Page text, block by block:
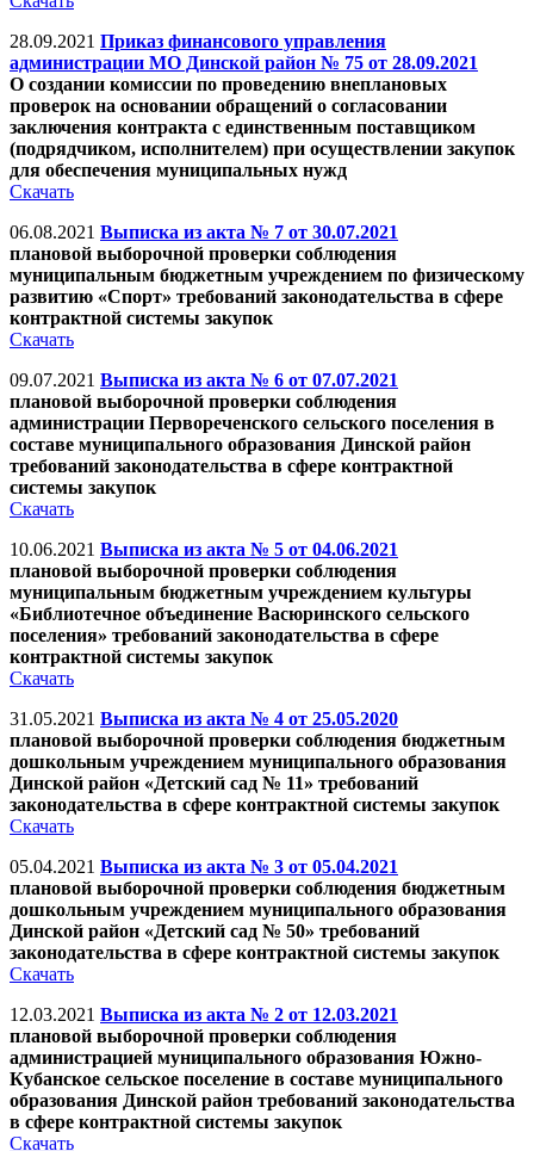
28.09.2021 Приказ финансового управления
администрации МО Динской район № 75 от 28.09.2021
О создании комиссии по проведению внеплановых
проверок на основании обращений о согласовании
заключения контракта с единственным поставщиком
(подрядчиком, исполнителем) при осуществлении закупок
для обеспечения муниципальных нужд
Скачать
06.08.2021 Выписка из акта № 7 от 30.07.2021
плановой выборочной проверки соблюдения
муниципальным бюджетным учреждением по физическому
развитию «Спорт» требований законодательства в сфере
контрактной системы закупок
Скачать
09.07.2021 Выписка из акта № 6 от 07.07.2021
плановой выборочной проверки соблюдения
администрации Первореченского сельского поселения в
составе муниципального образования Динской район
требований законодательства в сфере контрактной
системы закупок
Скачать
10.06.2021 Выписка из акта № 5 от 04.06.2021
плановой выборочной проверки соблюдения
муниципальным бюджетным учреждением культуры
«Библиотечное объединение Васюринского сельского
поселения» требований законодательства в сфере
контрактной системы закупок
Скачать
31.05.2021 Выписка из акта № 4 от 25.05.2020
плановой выборочной проверки соблюдения бюджетным
дошкольным учреждением муниципального образования
Динской район «Детский сад № 11» требований
законодательства в сфере контрактной системы закупок
Скачать
05.04.2021 Выписка из акта № 3 от 05.04.2021
плановой выборочной проверки соблюдения бюджетным
дошкольным учреждением муниципального образования
Динской район «Детский сад № 50» требований
законодательства в сфере контрактной системы закупок
Скачать
12.03.2021 Выписка из акта № 2 от 12.03.2021
плановой выборочной проверки соблюдения
администрацией муниципального образования Южно-
Кубанское сельское поселение в составе муниципального
образования Динской район требований законодательства
в сфере контрактной системы закупок
Скачать